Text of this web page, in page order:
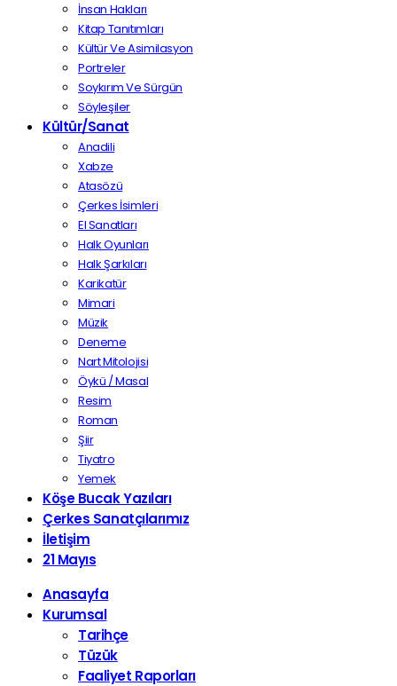
İnsan Hakları
Kitap Tanıtımları
Kültür Ve Asimilasyon
Portreler
Soykırım Ve Sürgün
Söyleşiler
Kültür/Sanat
Anadili
Xabze
Atasözü
Çerkes İsimleri
El Sanatları
Halk Oyunları
Halk Şarkıları
Karikatür
Mimari
Müzik
Deneme
Nart Mitolojisi
Öykü / Masal
Resim
Roman
Şiir
Tiyatro
Yemek
Köşe Bucak Yazıları
Çerkes Sanatçılarımız
İletişim
21 Mayıs
Anasayfa
Kurumsal
Tarihçe
Tüzük
Faaliyet Raporları